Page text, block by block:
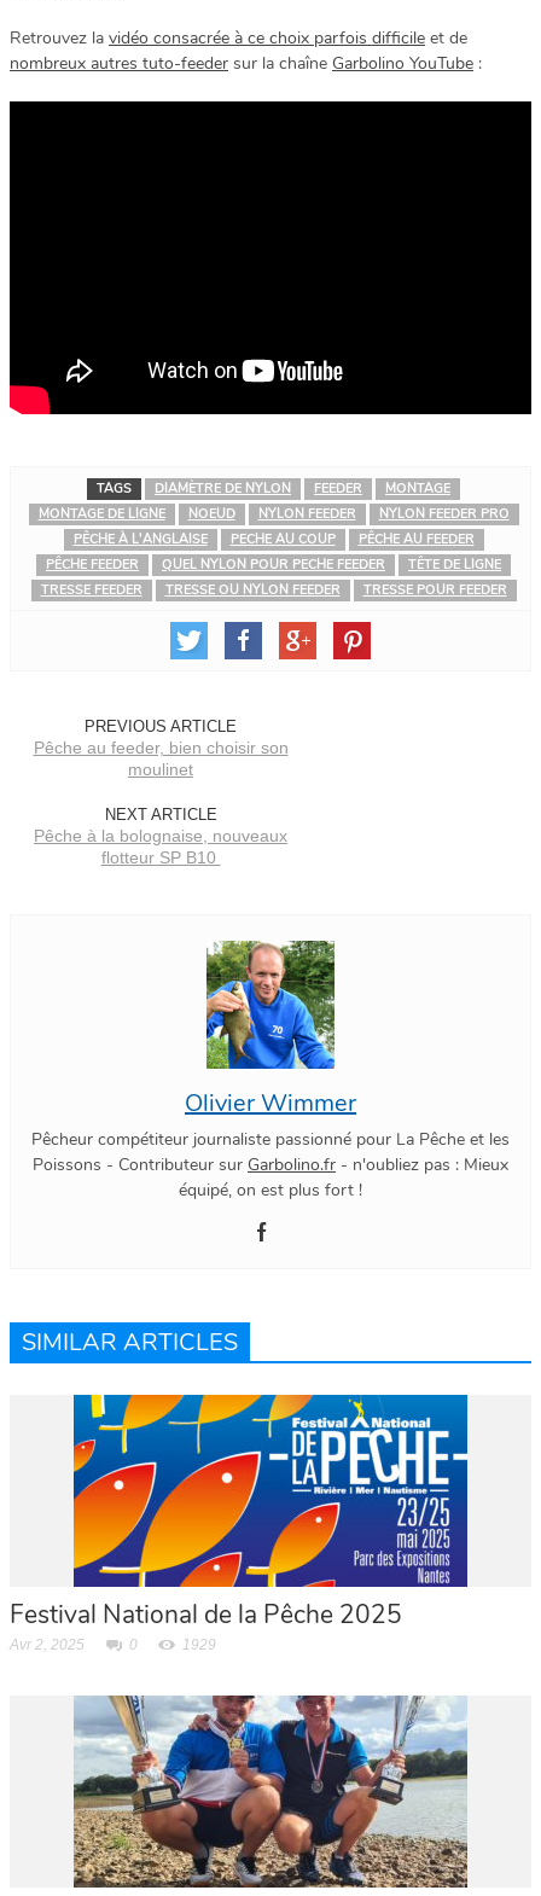
Retrouvez la vidéo consacrée à ce choix parfois difficile et de
nombreux autres tuto-feeder sur la chaîne Garbolino YouTube :
TAGS DIAMÈTRE DE NYLON FEEDER
MONTAGE
MONTAGE DE LIGNE
NOEUD NYLON FEEDER
NYLON FEEDER PRO
PÊCHE À L'ANGLAISE
PECHE AU COUP
PÊCHE AU FEEDER
PÊCHE FEEDER
QUEL NYLON POUR PECHE FEEDER
TÊTE DE LIGNE
TRESSE FEEDER
TRESSE OU NYLON FEEDER TRESSE POUR FEEDER
PREVIOUS ARTICLE
Pêche au feeder, bien choisir son
moulinet
NEXT ARTICLE
Pêche à la bolognaise, nouveaux
flotteur SP B10
Olivier Wimmer
Pêcheur compétiteur journaliste passionné pour La Pêche et les
Poissons - Contributeur sur Garbolino.fr - n'oubliez pas : Mieux
équipé, on est plus fort !
SIMILAR ARTICLES
Festival National de la Pêche 2025
Avr 2, 2025 0 1929